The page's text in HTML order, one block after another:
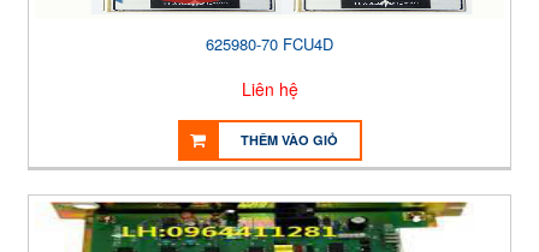
625980-70 FCU4D
Liên hệ
THÊM VÀO GIỎ